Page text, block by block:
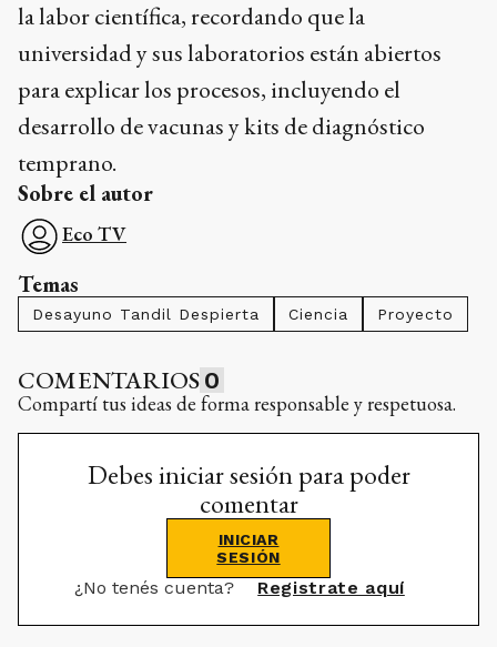
la labor científica, recordando que la
universidad y sus laboratorios están abiertos
para explicar los procesos, incluyendo el
desarrollo de vacunas y kits de diagnóstico
temprano.
Sobre el autor
Eco TV
Temas
Desayuno Tandil Despierta Ciencia Proyecto
COMENTARIOS 0
Compartí tus ideas de forma responsable y respetuosa.
Debes iniciar sesión para poder
comentar
INICIAR
SESIÓN
¿No tenés cuenta? Registrate aquí